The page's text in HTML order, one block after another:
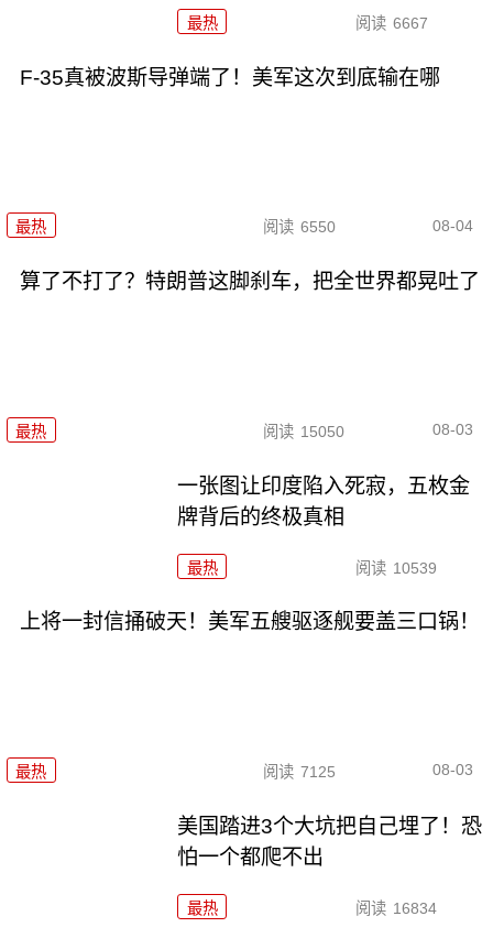
最热 阅读 6667
F-35真被波斯导弹端了！美军这次到底输在哪
最热 阅读 6550 08-04
算了不打了？特朗普这脚刹车，把全世界都晃吐了
最热 阅读 15050 08-03
一张图让印度陷入死寂，五枚金
牌背后的终极真相
最热 阅读 10539
上将一封信捅破天！美军五艘驱逐舰要盖三口锅！
最热 阅读 7125 08-03
美国踏进3个大坑把自己埋了！恐
怕一个都爬不出
最热 阅读 16834